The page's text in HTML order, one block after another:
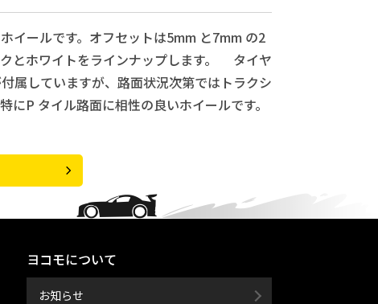
イールです。オフセットは5mm と7mm の2
とホワイトをラインナップします。 タイヤ
属していますが、路面状況次第ではトラクシ
にP タイル路面に相性の良いホイールです。
ヨコモについて
お知らせ